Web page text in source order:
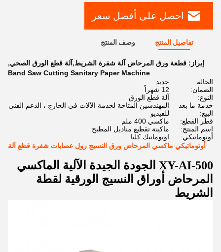
احصل على أفضل سعر
تفاصيل المنتج وصف المنتج
إبراز: قطعة ورق المرحاض آلة شفرة الشريط,آلة قطع الورق الصحي,
Band Saw Cutting Sanitary Paper Machine
الحالة:
جديد
الضمان:
12 شهراً
النوع:
آلة قطع الورق
خدمة ما بعد
البيع:
المهندسين المتاحة لخدمة الآلات في الخارج ، الدعم الفني
للفيديو
قطر القطع:
ماكسي 400 ملم
اسم المنتج:
ماكينة تقطيع مناديل المطبخ
أوتوماتيكي:
اوتوماتيك كليا
أوتوماتيكي ماكسي المرحاض ورق النسيج رول عصابات شفرة قطع آلة
XY-AI-500 الجودة الجيدة الآلية الماكسي
المرحاض أوراق النسيج الورقية لقطة
الشريط